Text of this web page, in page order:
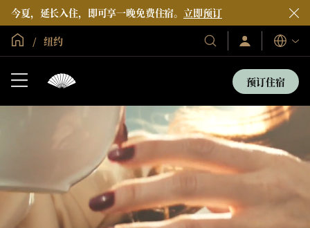
今夏，延长入住，即可享一晚免费住宿。 立即预订
全球首页
纽约
我
们
和
度
假
登
录/
即
加
入
语
言
预订住宿